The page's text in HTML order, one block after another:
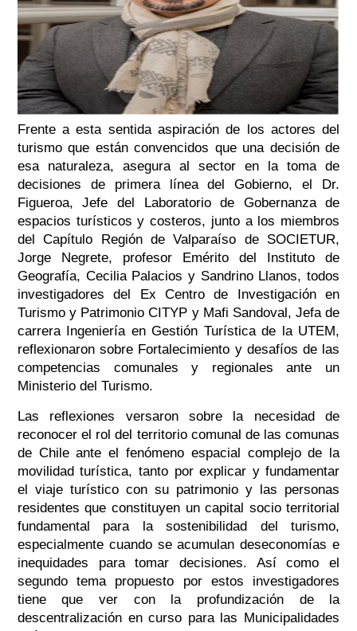
Frente a esta sentida aspiración de los actores del
turismo que están convencidos que una decisión de
esa naturaleza, asegura al sector en la toma de
decisiones de primera línea del Gobierno, el Dr.
Figueroa, Jefe del Laboratorio de Gobernanza de
espacios turísticos y costeros, junto a los miembros
del Capítulo Región de Valparaíso de SOCIETUR,
Jorge Negrete, profesor Emérito del Instituto de
Geografía, Cecilia Palacios y Sandrino Llanos, todos
investigadores del Ex Centro de Investigación en
Turismo y Patrimonio CITYP y Mafi Sandoval, Jefa de
carrera Ingeniería en Gestión Turística de la UTEM,
reflexionaron sobre Fortalecimiento y desafíos de las
competencias comunales y regionales ante un
Ministerio del Turismo.
Las reflexiones versaron sobre la necesidad de
reconocer el rol del territorio comunal de las comunas
de Chile ante el fenómeno espacial complejo de la
movilidad turística, tanto por explicar y fundamentar
el viaje turístico con su patrimonio y las personas
residentes que constituyen un capital socio territorial
fundamental para la sostenibilidad del turismo,
especialmente cuando se acumulan deseconomías e
inequidades para tomar decisiones. Así como el
segundo tema propuesto por estos investigadores
tiene que ver con la profundización de la
descentralización en curso para las Municipalidades